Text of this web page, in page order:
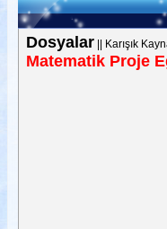
Dosyalar|| Karışık
Matematik Proje